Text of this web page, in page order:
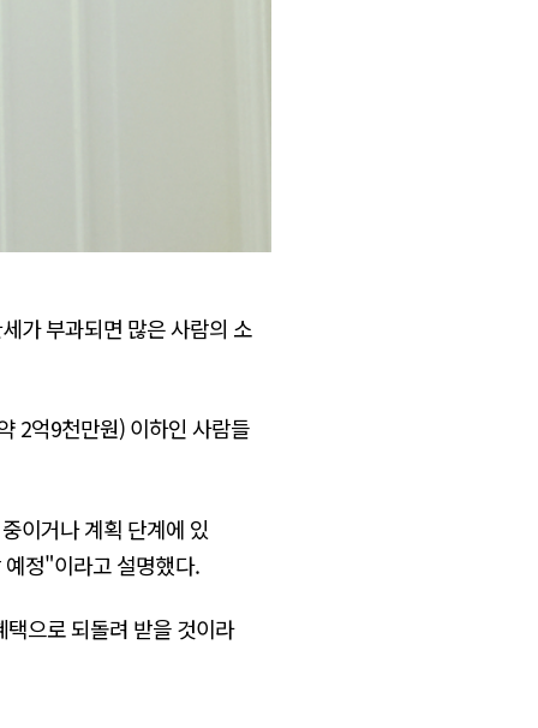
가 부과되면 많은 사람의 소
2억9천만원) 이하인 사람들
이거나 계획 단계에 있
정"이라고 설명했다.
으로 되돌려 받을 것이라